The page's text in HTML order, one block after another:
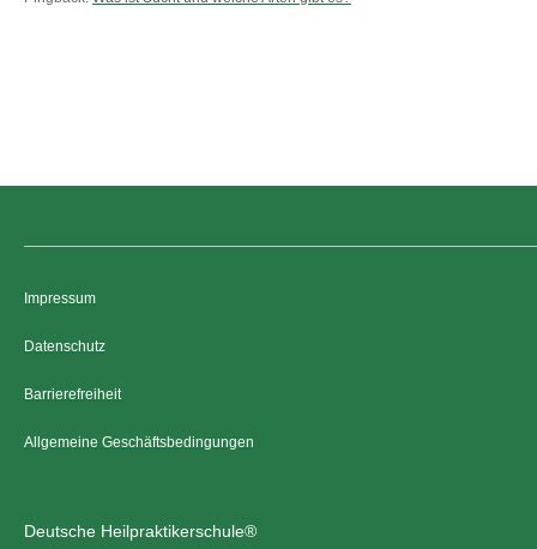
Impressum
Datenschutz
Barrierefreiheit
Allgemeine Geschäftsbedingungen
Deutsche Heilpraktikerschule®